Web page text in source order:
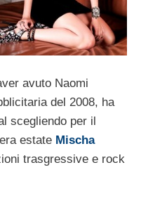
avuto Naomi
del 2008, ha
scegliendo per il
estate Mischa
trasgressive e rock